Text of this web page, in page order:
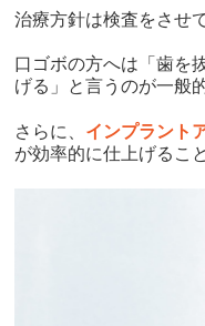
治療方針は検査をさせ
口ゴボの方へは「歯を
げる」と言うのが一般
さらに、 インプラント
が効率的に仕上げるこ